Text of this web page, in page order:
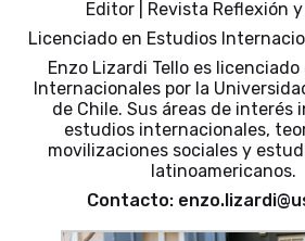
Editor | Revista Reflexión
Licenciado en Estudios
Enzo Lizardi Tello es
Internacionales por la
de Chile. Sus áreas de interés
estudios internacionales,
movilizaciones sociales y
latinoamericanos.
Contacto: